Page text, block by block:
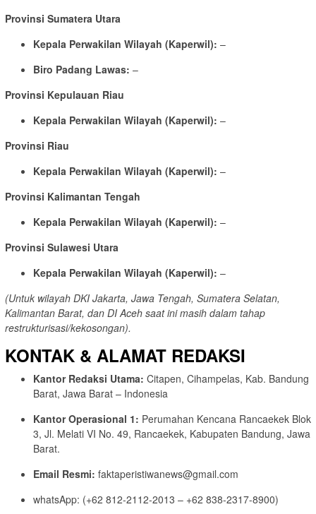
Provinsi Sumatera Utara
Kepala Perwakilan Wilayah (Kaperwil): –
Biro Padang Lawas: –
Provinsi Kepulauan Riau
Kepala Perwakilan Wilayah (Kaperwil): –
Provinsi Riau
Kepala Perwakilan Wilayah (Kaperwil): –
Provinsi Kalimantan Tengah
Kepala Perwakilan Wilayah (Kaperwil): –
Provinsi Sulawesi Utara
Kepala Perwakilan Wilayah (Kaperwil): –
(Untuk wilayah DKI Jakarta, Jawa Tengah, Sumatera Selatan,
Kalimantan Barat, dan DI Aceh saat ini masih dalam tahap
restrukturisasi/kekosongan).
KONTAK & ALAMAT REDAKSI
Kantor Redaksi Utama: Citapen, Cihampelas, Kab. Bandung
Barat, Jawa Barat – Indonesia
Kantor Operasional 1: Perumahan Kencana Rancaekek Blok
3, Jl. Melati VI No. 49, Rancaekek, Kabupaten Bandung, Jawa
Barat.
Email Resmi: faktaperistiwanews@gmail.com
whatsApp: (+62 812-2112-2013 – +62 838-2317-8900)